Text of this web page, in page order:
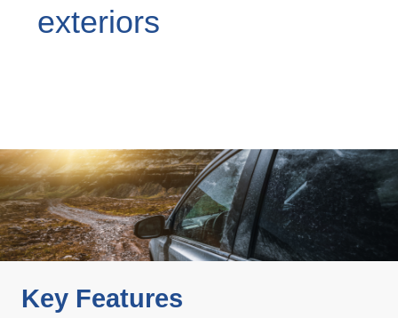
Sustainable TPE Solutions
Sustainability Glossary - Lexicon
Download Sustainability Reports
Careers
exteriors
Key Features